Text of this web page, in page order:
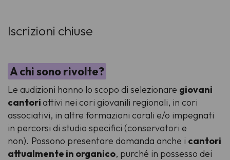
Iscrizioni chiuse
A chi sono rivolte?
Le audizioni hanno lo scopo di selezionare giovani
cantoriattivi nei cori giovanili regionali, in cori
associativi, in altre formazioni corali e/o impegnati
in percorsi di studio specifici (conservatori e
non). Possono presentare domanda anche i cantori
attualmente in organico, purché in possesso dei